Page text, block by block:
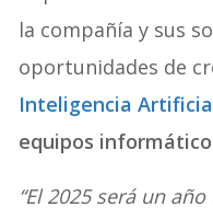
la compañía y sus
oportunidades de
Inteligencia
equipos
“El 2025 será un